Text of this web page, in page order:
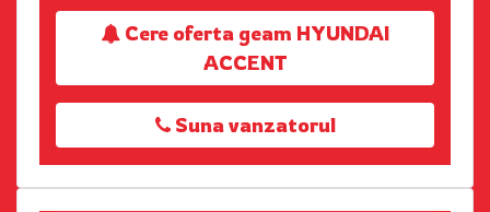
Cere oferta geam HYUNDAI
ACCENT
Suna vanzatorul